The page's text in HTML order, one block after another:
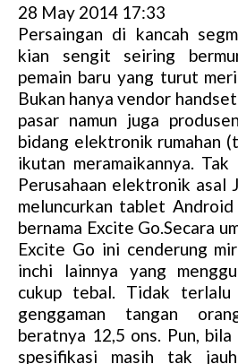
28 May 2014 17:33
Persaingan di kancah
kian sengit seiring
pemain baru yang turut
Bukan hanya vendor
pasar namun juga
bidang elektronik rumahan
ikutan meramaikannya.
Perusahaan elektronik asal
meluncurkan tablet
bernama Excite Go.Secara
Excite Go ini cenderung
inchi lainnya yang
cukup tebal. Tidak
genggaman tangan
beratnya 12,5 ons. Pun,
spesifikasi masih tak